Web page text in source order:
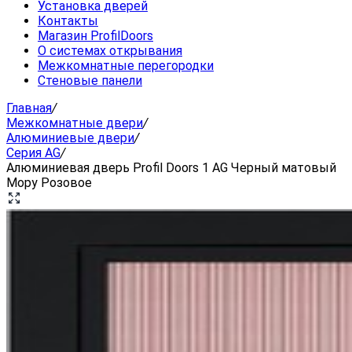
Установка дверей
Контакты
Магазин ProfilDoors
О системах открывания
Межкомнатные перегородки
Стеновые панели
Главная/
Межкомнатные двери/
Алюминиевые двери/
Серия AG/
Алюминиевая дверь Profil Doors 1 AG Черный матовый
Мору Розовое